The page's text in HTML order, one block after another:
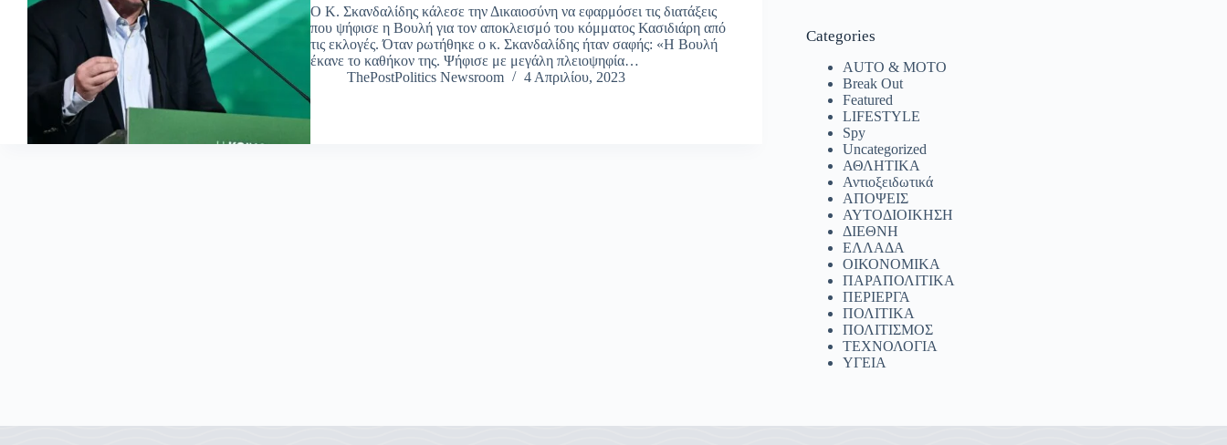
Ο Κ. Σκανδαλίδης κάλεσε την Δικαιοσύνη να εφαρμόσει τις διατάξεις
που ψήφισε η Βουλή για τον αποκλεισμό του κόμματος Κασιδιάρη από
τις εκλογές. Όταν ρωτήθηκε ο κ. Σκανδαλίδης ήταν σαφής: «Η Βουλή
έκανε το καθήκον της. Ψήφισε με μεγάλη πλειοψηφία…
ThePostPolitics Newsroom
4 Απριλίου, 2023
Categories
AUTO & MOTO
Break Out
Featured
LIFESTYLE
Spy
Uncategorized
ΑΘΛΗΤΙΚΑ
Αντιοξειδωτικά
ΑΠΟΨΕΙΣ
ΑΥΤΟΔΙΟΙΚΗΣΗ
ΔΙΕΘΝΗ
ΕΛΛΑΔΑ
ΟΙΚΟΝΟΜΙΚΑ
ΠΑΡΑΠΟΛΙΤΙΚΑ
ΠΕΡΙΕΡΓΑ
ΠΟΛΙΤΙΚΑ
ΠΟΛΙΤΙΣΜΟΣ
ΤΕΧΝΟΛΟΓΙΑ
ΥΓΕΙΑ